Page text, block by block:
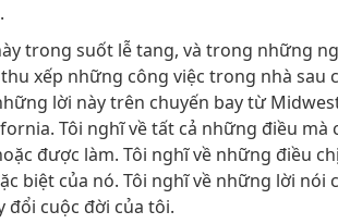
trong suốt lễ tang, và trong những
xếp những công việc trong nhà sau
lời này trên chuyến bay từ
Tôi nghĩ về tất cả những điều
được làm. Tôi nghĩ về những điều
biệt của nó. Tôi nghĩ về những lời nói
đổi cuộc đời của tôi.